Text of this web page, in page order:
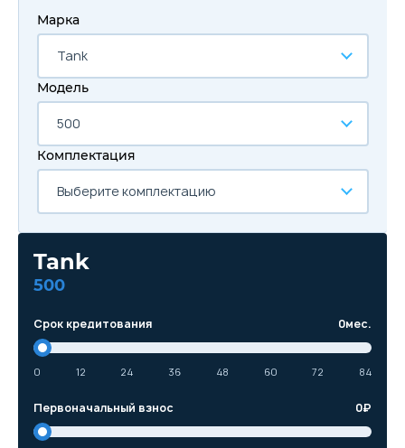
Марка
Tank
Модель
500
Комплектация
Выберите комплектацию
Tank
500
Срок кредитования 0мес.
0 12 24 36 48 60 72 84
Первоначальный взнос 0₽